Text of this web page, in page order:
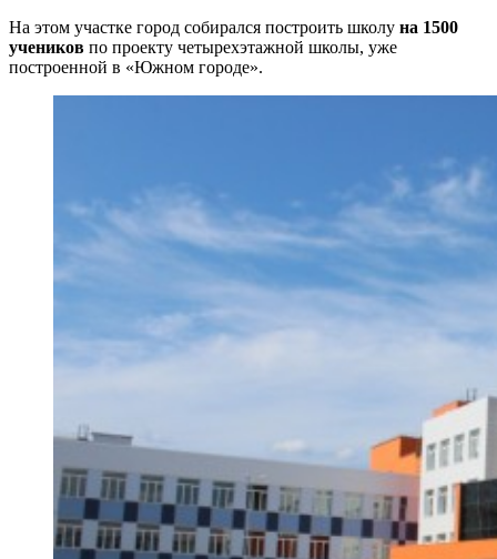
На этом участке город собирался построить школу на 1500
учеников по проекту четырехэтажной школы, уже
построенной в «Южном городе».